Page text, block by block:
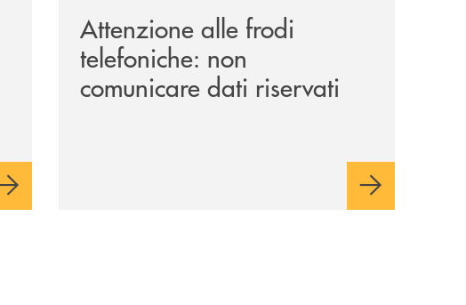
Attenzione alle frodi
telefoniche: non
comunicare dati riservati